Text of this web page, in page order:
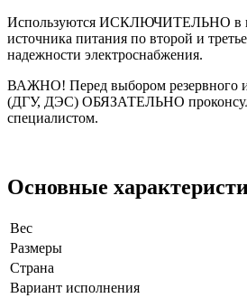
Используются ИСКЛЮЧИТЕЛЬНО в
источника питания по второй и
надежности электроснабжения.
ВАЖНО! Перед выбором резервного
(ДГУ, ДЭС) ОБЯЗАТЕЛЬНО
специалистом.
Основные
Вес
Размеры
Страна
Вариант исполнения